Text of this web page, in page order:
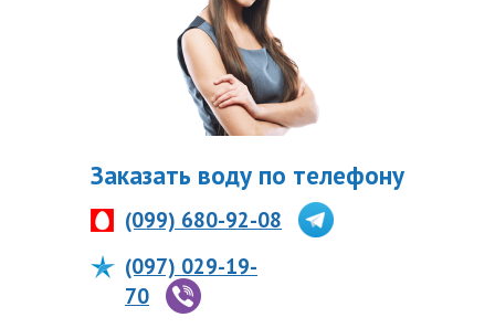
Заказать воду по телефону
(099) 680-92-08
(097) 029-19-
70